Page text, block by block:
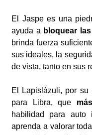
El Jaspe es una
ayuda a bloquear
brinda fuerza
sus ideales, la
de vista, tanto en sus
El Lapislázuli, por
para Libra, que
habilidad para auto
aprenda a valorar